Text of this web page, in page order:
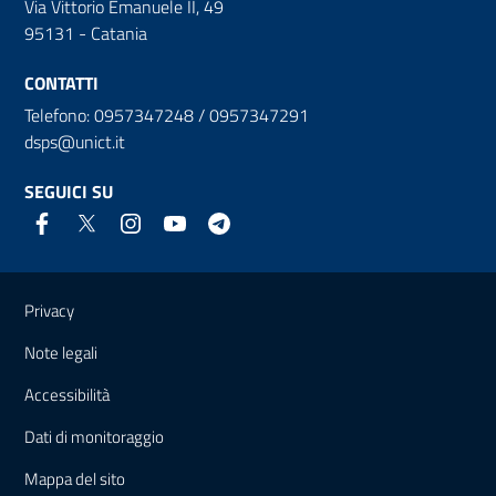
Via Vittorio Emanuele II, 49
95131 - Catania
CONTATTI
Telefono: 0957347248 / 0957347291
dsps@unict.it
SEGUICI SU
Link e informazioni utili
Privacy
Note legali
Accessibilità
Dati di monitoraggio
Mappa del sito